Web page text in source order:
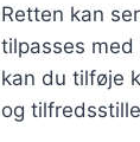
Retten kan
tilpasses
kan du tilføje
og